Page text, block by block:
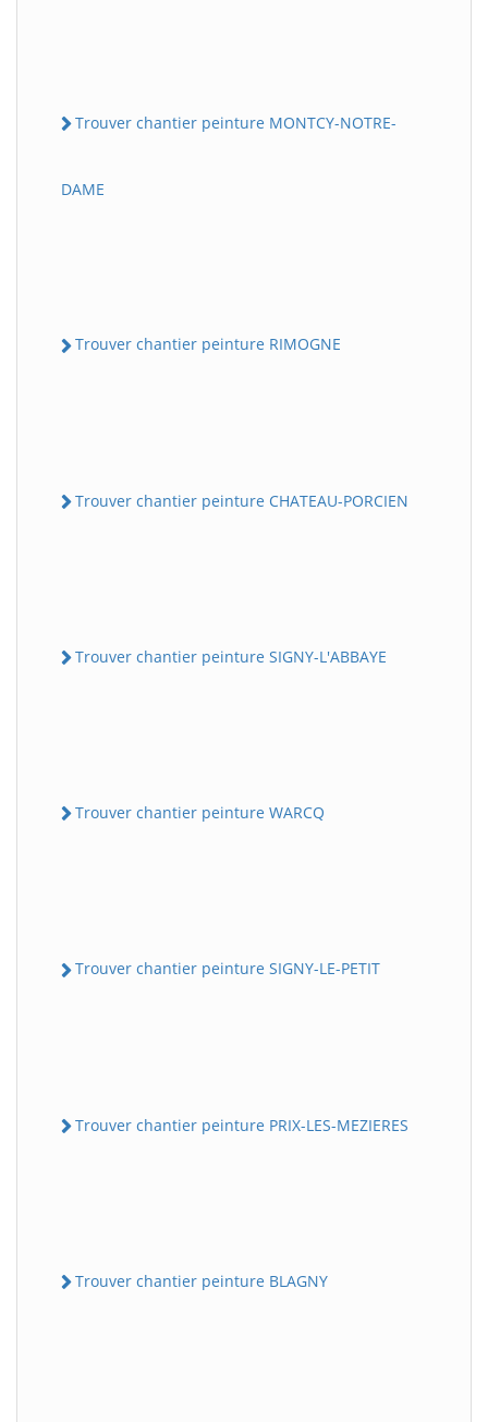
Trouver chantier peinture MONTCY-NOTRE-
DAME
Trouver chantier peinture RIMOGNE
Trouver chantier peinture CHATEAU-PORCIEN
Trouver chantier peinture SIGNY-L'ABBAYE
Trouver chantier peinture WARCQ
Trouver chantier peinture SIGNY-LE-PETIT
Trouver chantier peinture PRIX-LES-MEZIERES
Trouver chantier peinture BLAGNY